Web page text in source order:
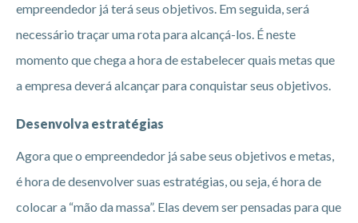
empreendedor já terá seus objetivos. Em seguida, será
necessário traçar uma rota para alcançá-los. É neste
momento que chega a hora de estabelecer quais metas que
a empresa deverá alcançar para conquistar seus objetivos.
Desenvolva estratégias
Agora que o empreendedor já sabe seus objetivos e metas,
é hora de desenvolver suas estratégias, ou seja, é hora de
colocar a “mão da massa”. Elas devem ser pensadas para que